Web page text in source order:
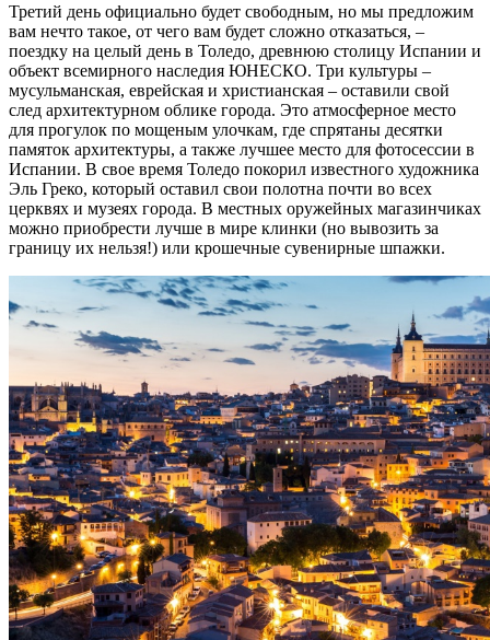
Третий день официально будет свободным, но мы предложим
вам нечто такое, от чего вам будет сложно отказаться, –
поездку на целый день в Толедо, древнюю столицу Испании и
объект всемирного наследия ЮНЕСКО. Три культуры –
мусульманская, еврейская и христианская – оставили свой
след архитектурном облике города. Это атмосферное место
для прогулок по мощеным улочкам, где спрятаны десятки
памяток архитектуры, а также лучшее место для фотосессии в
Испании. В свое время Толедо покорил известного художника
Эль Греко, который оставил свои полотна почти во всех
церквях и музеях города. В местных оружейных магазинчиках
можно приобрести лучше в мире клинки (но вывозить за
границу их нельзя!) или крошечные сувенирные шпажки.